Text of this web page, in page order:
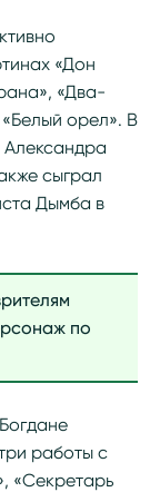
«Дон
«Два-
орел». В
Александра
сыграл
Дымба в
по
работы с
«Секретарь